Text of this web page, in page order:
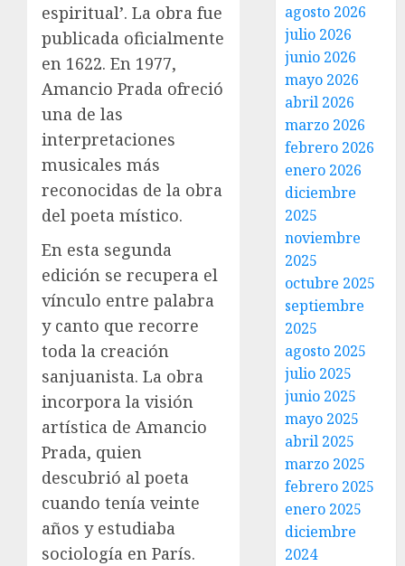
espiritual’. La obra fue
publicada oficialmente
en 1622. En 1977,
Amancio Prada ofreció
una de las
interpretaciones
musicales más
reconocidas de la obra
del poeta místico.
En esta segunda
edición se recupera el
vínculo entre palabra
y canto que recorre
toda la creación
sanjuanista. La obra
incorpora la visión
artística de Amancio
Prada, quien
descubrió al poeta
cuando tenía veinte
años y estudiaba
sociología en París.
agosto 2026
julio 2026
junio 2026
mayo 2026
abril 2026
marzo 2026
febrero 2026
enero 2026
diciembre
2025
noviembre
2025
octubre 2025
septiembre
2025
agosto 2025
julio 2025
junio 2025
mayo 2025
abril 2025
marzo 2025
febrero 2025
enero 2025
diciembre
2024